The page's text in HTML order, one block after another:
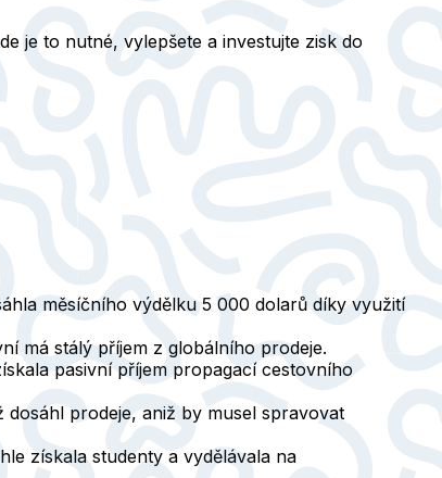
je to nutné, vylepšete a investujte zisk do
měsíčního výdělku 5 000 dolarů díky využití
má stálý příjem z globálního prodeje.
pasivní příjem propagací cestovního
prodeje, aniž by musel spravovat
získala studenty a vydělávala na